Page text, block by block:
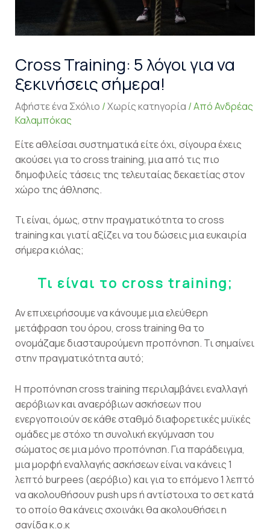
Cross Training: 5 λόγοι για να
ξεκινήσεις σήμερα!
Αφήστε ένα Σχόλιο /Χωρίς κατηγορία / ΑπόΑνδρέας
Καλαμπόκας
Είτε αθλείσαι συστηματικά είτε όχι, σίγουρα έχεις
ακούσει για το cross training, μια από τις πιο
δημοφιλείς τάσεις της τελευταίας δεκαετίας στον
χώρο της άθλησης.
Τι είναι, όμως, στην πραγματικότητα το cross
training και γιατί αξίζει να του δώσεις μια ευκαιρία
σήμερα κιόλας;
Τι είναι το cross training;
Αν επιχειρήσουμε να κάνουμε μια ελεύθερη
μετάφραση του όρου, cross training θα το
ονομάζαμε διασταυρούμενη προπόνηση. Τι σημαίνει
στην πραγματικότητα αυτό;
Η προπόνηση cross training περιλαμβάνει εναλλαγή
αερόβιων και αναερόβιων ασκήσεων που
ενεργοποιούν σε κάθε σταθμό διαφορετικές μυϊκές
ομάδες με στόχο τη συνολική εκγύμναση του
σώματος σε μια μόνο προπόνηση. Για παράδειγμα,
μια μορφή εναλλαγής ασκήσεων είναι να κάνεις 1
λεπτό burpees (αερόβιο) και για το επόμενο 1 λεπτό
να ακολουθήσουν push ups ή αντίστοιχα το σετ κατά
το οποίο θα κάνεις σχοινάκι θα ακολουθήσει η
σανίδα κ.ο.κ